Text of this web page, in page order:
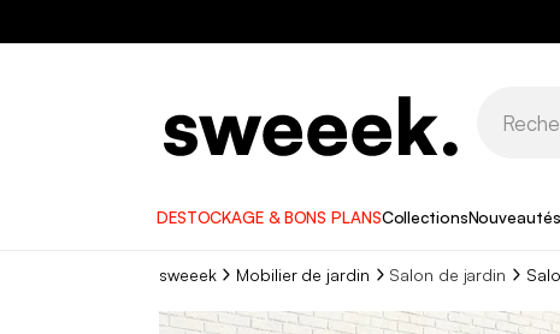
DESTOCKAGE & BONS PLANSCollectionsNouveautés
sweeek Mobilier de jardin Salon de jardin